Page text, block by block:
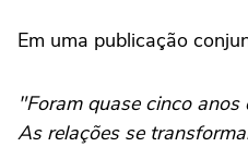
Em uma publicação
"Foram quase cinco
As relações se